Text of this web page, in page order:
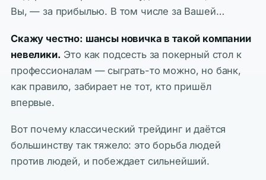
Вы, — за прибылью. В том числе за Вашей…
Скажу честно: шансы новичка в такой компании
невелики. Это как подсесть за покерный стол к
профессионалам — сыграть-то можно, но банк,
как правило, забирает не тот, кто пришёл
впервые.
Вот почему классический трейдинг и даётся
большинству так тяжело: это борьба людей
против людей, и побеждает сильнейший.